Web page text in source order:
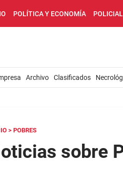
POLÍTICA Y ECONOMÍA
Archivo Clasificados
> POBRES
sobre